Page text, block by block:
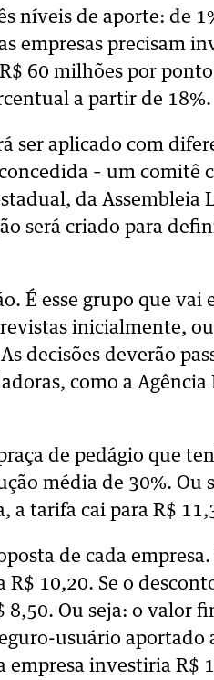
níveis de aporte: de
empresas precisam
60 milhões por
a partir de 18%.
ser aplicado com
– um comitê
da Assembleia
será criado para
É esse grupo que vai
inicialmente,
decisões deverão
como a Agência
de pedágio que
média de 30%. Ou
a tarifa cai para R$
de cada empresa.
10,20. Se o
8,50. Ou seja: o valor
usuário aportado
empresa investiria R$